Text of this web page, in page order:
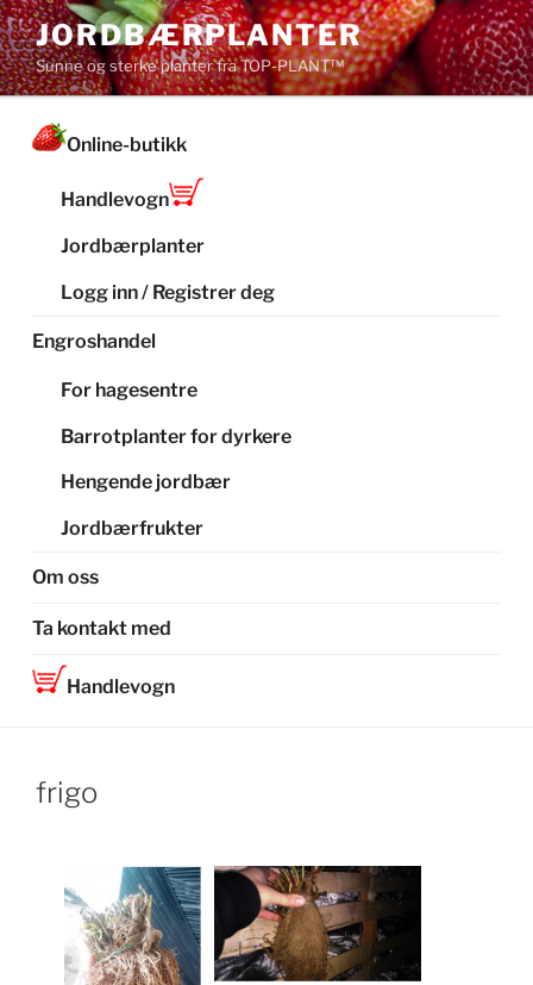
Gå
til
innhold
JORDBÆRPLANTER
Sunne og sterke planter fra TOP-PLANT™
Online-butikk
Handlevogn
Jordbærplanter
Logg inn / Registrer deg
Engroshandel
For hagesentre
Barrotplanter for dyrkere
Hengende jordbær
Jordbærfrukter
Om oss
Ta kontakt med
Handlevogn
frigo